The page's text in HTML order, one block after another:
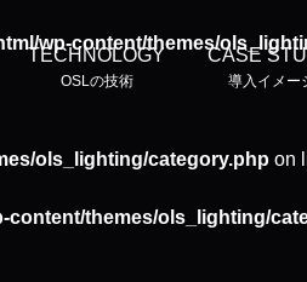
TECHNOLOGY
OSLの技術
CASE
導入イメー
wp-content/themes/
ols_lighting/category.php on
themes/ols_lighting/